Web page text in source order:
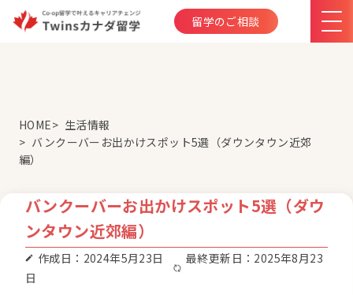
留学のご相談
HOME
生活情報
バンクーバーお出かけスポット5選（ダウンタウン近郊
編）
バンクーバーお出かけスポット5選（ダウ
ンタウン近郊編）
作成日：2024年5月23日
最終更新日：2025年8月23
日